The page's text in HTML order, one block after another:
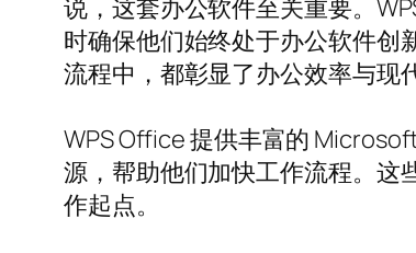
说，这套办公软件至关重要。
时确保他们始终处于办公软件创
流程中，都彰显了办公效率与现
WPS Office 提供丰富的
源，帮助他们加快工作流程。这
作起点。